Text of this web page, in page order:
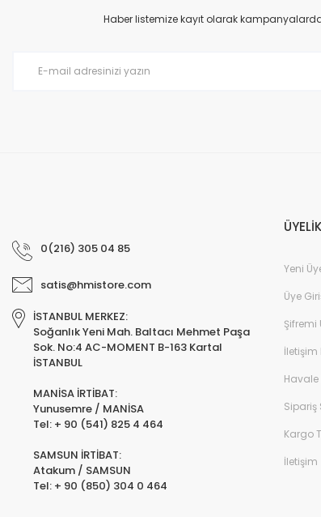
Ürün açıklamasında eksik bilgiler bulunuyor.
Haber listemize kayıt olarak
0(216) 305 04 85
satis@hmistore.com
İSTANBUL MERKEZ:
Soğanlık Yeni Mah. Baltacı Mehmet Paşa
Sok. No:4 AC-MOMENT B-163 Kartal
İSTANBUL
MANİSA İRTİBAT:
Yunusemre / MANİSA
Tel: + 90 (541) 825 4 464
SAMSUN İRTİBAT:
Atakum / SAMSUN
Tel: + 90 (850) 304 0 464
ÜYELİK
Yeni
Üye
Şifremi
İletişim
Sipariş
Kargo
İletişim